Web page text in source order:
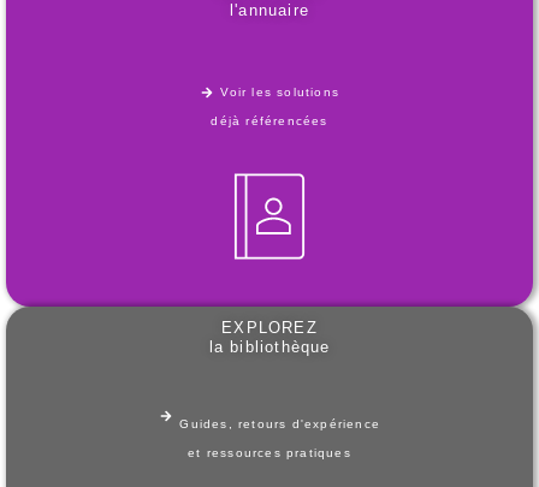
l'annuaire
Voir les solutions
déjà référencées
EXPLOREZ
la bibliothèque
Guides, retours d'expérience
et ressources pratiques